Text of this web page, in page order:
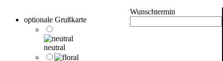
optionale Grußkarte
neutral
Wunschtermin